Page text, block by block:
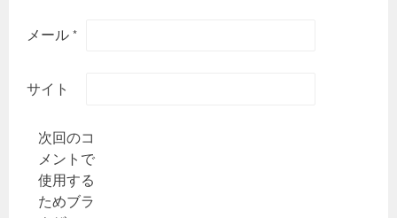
メール *
サイト
次回のコ
メントで
使用する
ためブラ